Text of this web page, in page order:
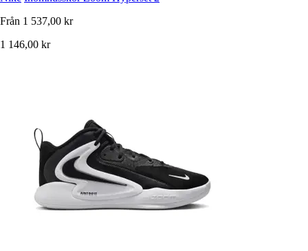
Från 1 537,00 kr
1 146,00 kr